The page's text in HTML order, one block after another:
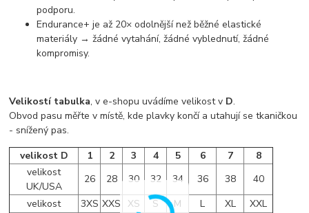
podporu.
Endurance+ je až 20× odolnější než běžné elastické
materiály → žádné vytahání, žádné vyblednutí, žádné
kompromisy.
Velikostí tabulka, v e-shopu uvádíme velikost v D.
Obvod pasu měřte v místě, kde plavky končí a utahují se tkaničkou
- snížený pas.
velikost D
1 2 3 4 5 6 7
8
velikost
UK/USA
26 28 30 32 34 36 38
40
velikost
3XS XXS XS S M L XL
XXL